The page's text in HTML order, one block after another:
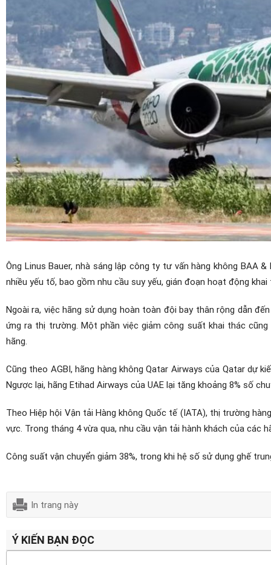
Ông Linus Bauer, nhà sáng lập công ty tư vấn hàng không BAA
nhiều yếu tố, bao gồm nhu cầu suy yếu, gián đoạn hoạt động
Ngoài ra, việc hãng sử dụng hoàn toàn đội bay thân rộng dẫn
ứng ra thị trường. Một phần việc giảm công suất khai thác
hãng.
Cũng theo AGBI, hãng hàng không Qatar Airways của Qatar dự
Ngược lại, hãng Etihad Airways của UAE lại tăng khoảng 8% số
Theo Hiệp hội Vận tải Hàng không Quốc tế (IATA), thị trường
vực. Trong tháng 4 vừa qua, nhu cầu vận tải hành khách của các
Công suất vận chuyển giảm 38%, trong khi hệ số sử dụng ghế
In trang này
Ý KIẾN BẠN ĐỌC